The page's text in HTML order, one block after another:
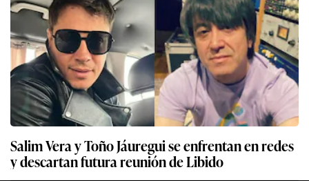
Salim Vera y Toño Jáuregui se enfrentan en redes
y descartan futura reunión de Libido